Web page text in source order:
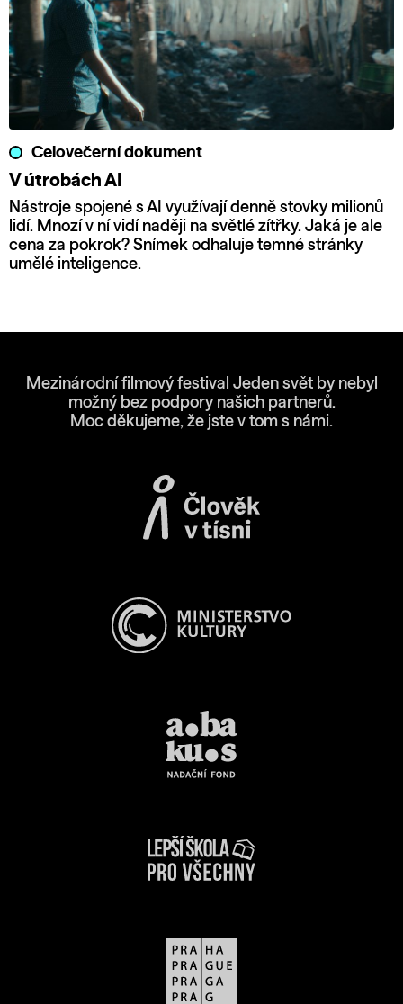
Celovečerní dokument
V útrobách AI
Nástroje spojené s AI využívají denně stovky milionů
lidí. Mnozí v ní vidí naději na světlé zítřky. Jaká je ale
cena za pokrok? Snímek odhaluje temné stránky
umělé inteligence.
Mezinárodní filmový festival Jeden svět by nebyl
možný bez podpory našich partnerů.
Moc děkujeme, že jste v tom s námi.